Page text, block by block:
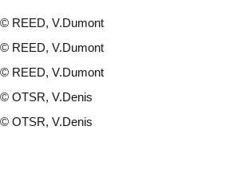
© REED, V.Dumont
© REED, V.Dumont
© REED, V.Dumont
© OTSR, V.Denis
© OTSR, V.Denis